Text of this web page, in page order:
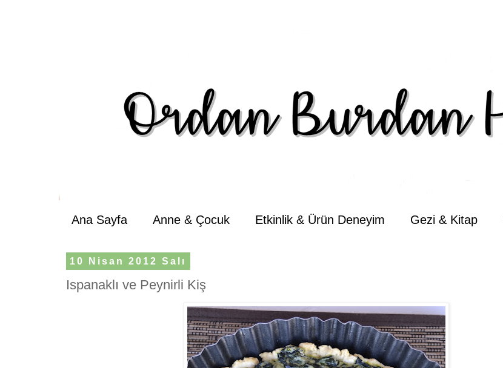
Ana Sayfa Anne & Çocuk Etkinlik & Ürün Deneyim Gezi & Kitap
10 Nisan 2012 Salı
Ispanaklı ve Peynirli Kiş